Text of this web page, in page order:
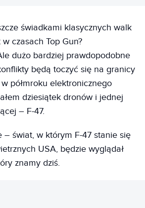
świadkami klasycznych walk
czasach Top Gun?
dużo bardziej prawdopodobne
będą toczyć się na granicy
półmroku elektronicznego
dziesiątek dronów i jednej
– F-47.
– świat, w którym F-47 stanie się
USA, będzie wyglądał
znamy dziś.